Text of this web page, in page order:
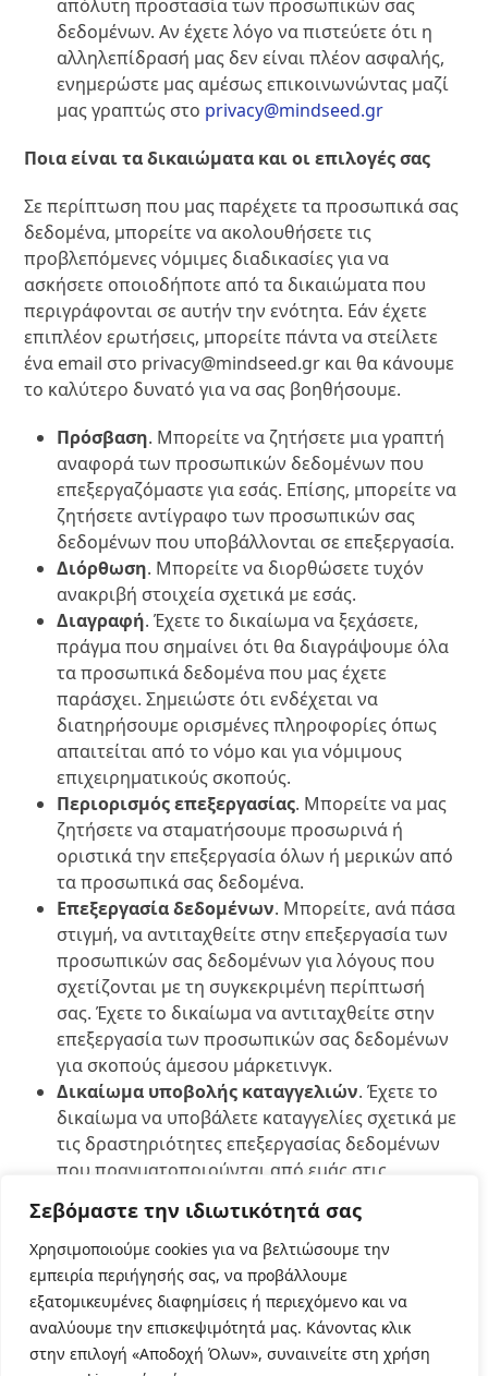
Σεβόμαστε την ιδιωτικότητά σας
Χρησιμοποιούμε cookies για να βελτιώσουμε την
εμπειρία περιήγησής σας, να προβάλλουμε
εξατομικευμένες διαφημίσεις ή περιεχόμενο και να
αναλύουμε την επισκεψιμότητά μας. Κάνοντας κλικ
στην επιλογή «Αποδοχή Όλων», συναινείτε στη χρήση
απόλυτη προστασία των προσωπικών σας
δεδομένων. Αν έχετε λόγο να πιστεύετε ότι η
αλληλεπίδρασή μας δεν είναι πλέον ασφαλής,
ενημερώστε μας αμέσως επικοινωνώντας μαζί
μας γραπτώς στο privacy@mindseed.gr
Ποια είναι τα δικαιώματα και οι επιλογές σας
Σε περίπτωση που μας παρέχετε τα προσωπικά σας
δεδομένα, μπορείτε να ακολουθήσετε τις
προβλεπόμενες νόμιμες διαδικασίες για να
ασκήσετε οποιοδήποτε από τα δικαιώματα που
περιγράφονται σε αυτήν την ενότητα. Εάν έχετε
επιπλέον ερωτήσεις, μπορείτε πάντα να στείλετε
ένα email στο privacy@mindseed.gr και θα κάνουμε
το καλύτερο δυνατό για να σας βοηθήσουμε.
Πρόσβαση. Μπορείτε να ζητήσετε μια γραπτή
αναφορά των προσωπικών δεδομένων που
επεξεργαζόμαστε για εσάς. Επίσης, μπορείτε να
ζητήσετε αντίγραφο των προσωπικών σας
δεδομένων που υποβάλλονται σε επεξεργασία.
Διόρθωση. Μπορείτε να διορθώσετε τυχόν
ανακριβή στοιχεία σχετικά με εσάς.
Διαγραφή. Έχετε το δικαίωμα να ξεχάσετε,
πράγμα που σημαίνει ότι θα διαγράψουμε όλα
τα προσωπικά δεδομένα που μας έχετε
παράσχει. Σημειώστε ότι ενδέχεται να
διατηρήσουμε ορισμένες πληροφορίες όπως
απαιτείται από το νόμο και για νόμιμους
επιχειρηματικούς σκοπούς.
Περιορισμός επεξεργασίας. Μπορείτε να μας
ζητήσετε να σταματήσουμε προσωρινά ή
οριστικά την επεξεργασία όλων ή μερικών από
τα προσωπικά σας δεδομένα.
Επεξεργασία δεδομένων. Μπορείτε, ανά πάσα
στιγμή, να αντιταχθείτε στην επεξεργασία των
προσωπικών σας δεδομένων για λόγους που
σχετίζονται με τη συγκεκριμένη περίπτωσή
σας. Έχετε το δικαίωμα να αντιταχθείτε στην
επεξεργασία των προσωπικών σας δεδομένων
για σκοπούς άμεσου μάρκετινγκ.
Δικαίωμα υποβολής καταγγελιών. Έχετε το
δικαίωμα να υποβάλετε καταγγελίες σχετικά με
τις δραστηριότητες επεξεργασίας δεδομένων
που πραγματοποιούνται από εμάς στις
αρμόδιες αρχές προστασίας δεδομένων.
Πώς ενημερώνουμε αυτήν την σελίδα
Κατά καιρούς ενδέχεται να ενημερώσουμε αυτήν
την σελίδα. Για παράδειγμα, ίσως χρειαστεί να το
ενημερώσουμε για νομικούς λόγους ή για να
προσαρμόσουμε τις αλλαγές στις υπηρεσίες μας.